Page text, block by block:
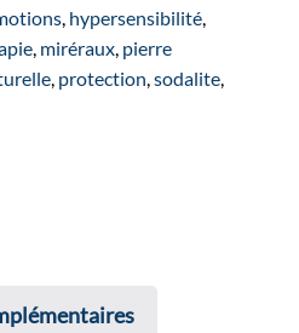
hypersensibilité
miréraux pierre
protection ,sodalite